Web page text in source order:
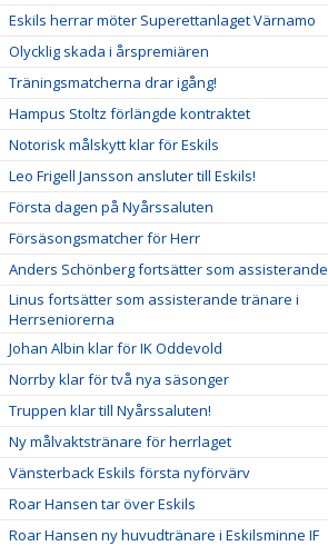
Eskils herrar möter Superettanlaget Värnamo
Olycklig skada i årspremiären
Träningsmatcherna drar igång!
Hampus Stoltz förlängde kontraktet
Notorisk målskytt klar för Eskils
Leo Frigell Jansson ansluter till Eskils!
Första dagen på Nyårssaluten
Försäsongsmatcher för Herr
Anders Schönberg fortsätter som assisterande
Linus fortsätter som assisterande tränare i
Herrseniorerna
Johan Albin klar för IK Oddevold
Norrby klar för två nya säsonger
Truppen klar till Nyårssaluten!
Ny målvaktstränare för herrlaget
Vänsterback Eskils första nyförvärv
Roar Hansen tar över Eskils
Roar Hansen ny huvudtränare i Eskilsminne IF